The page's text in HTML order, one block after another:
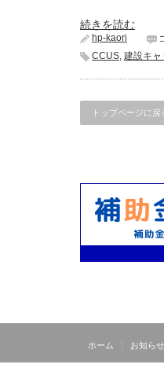
続きを読む
hp-kaori
ム
CCUS, 建設キャ
トップページに戻
ホーム お知らせ